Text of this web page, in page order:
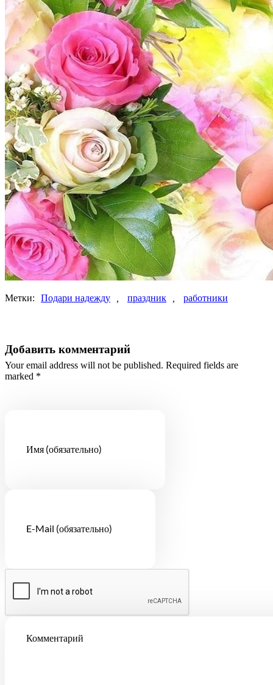
Метки: Подари надежду праздник работники
Добавить комментарий
Your email address will not be published. Required fields are
marked *